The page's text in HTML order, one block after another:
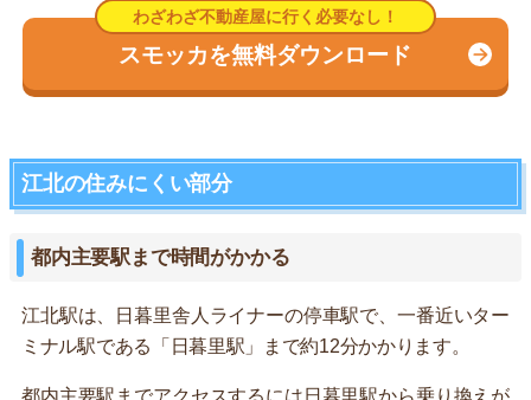
スモッカを無料ダウンロード
江北の住みにくい部分
都内主要駅まで時間がかかる
江北駅は、日暮里舎人ライナーの停車駅で、一番近いター
ミナル駅である「日暮里駅」まで約12分かかります。